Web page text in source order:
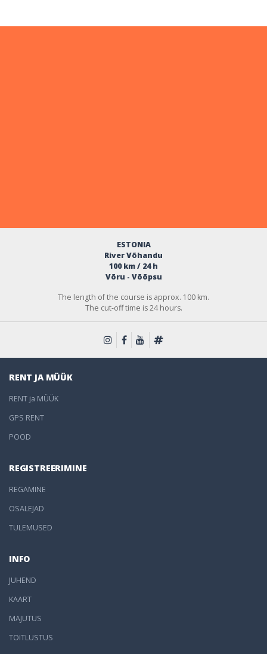
ESTONIA
River Võhandu
100 km / 24 h
Võru - Võõpsu
The length of the course is approx. 100 km.
The cut-off time is 24 hours.
RENT JA MÜÜK
RENT ja MÜÜK
GPS RENT
POOD
REGISTREERIMINE
REGAMINE
OSALEJAD
TULEMUSED
INFO
JUHEND
KAART
MAJUTUS
TOITLUSTUS